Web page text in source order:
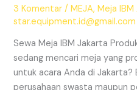
3 Komentar /MEJA,Meja IBM
star.equipment.id@gmail.com
Sewa Meja IBM Jakarta
sedang mencari meja yang
untuk acara Anda di Jakarta?
perusahaan swasta maupun